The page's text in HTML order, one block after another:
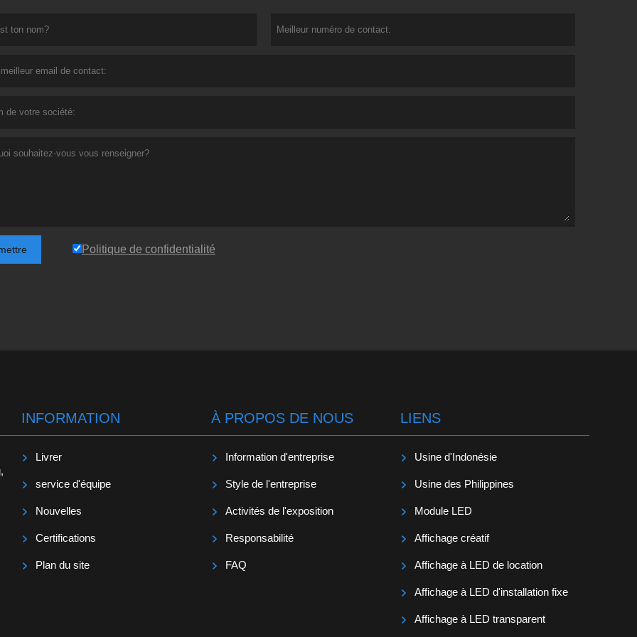
Politique de confidentialité
INFORMATION
Livrer
service d'équipe
Nouvelles
Certifications
Plan du site
À PROPOS DE NOUS
Information d'entreprise
Style de l'entreprise
Activités de l'exposition
Responsabilité
FAQ
LIENS
Usine d'Indonésie
Usine des Philippines
Module LED
Affichage créatif
Affichage à LED de location
Affichage à LED d'installation fixe
Affichage à LED transparent